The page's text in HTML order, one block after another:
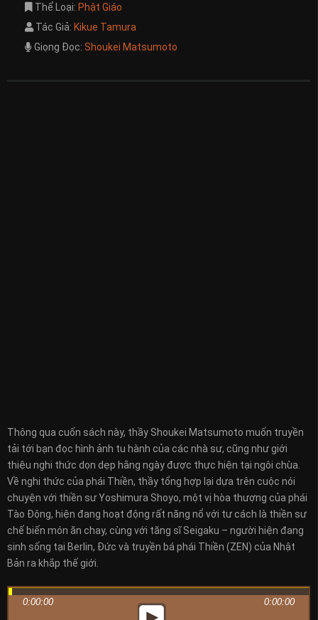
Thể Loại: Phật Giáo
Tác Giả: Kikue Tamura
Giọng Đọc: Shoukei Matsumoto
Thông qua cuốn sách này, thầy Shoukei Matsumoto muốn truyền
tải tới bạn đọc hình ảnh tu hành của các nhà sư, cũng như giới
thiệu nghi thức dọn dẹp hằng ngày được thực hiện tại ngôi chùa.
Về nghi thức của phái Thiền, thầy tổng hợp lại dựa trên cuộc nói
chuyện với thiền sư Yoshimura Shoyo, một vị hòa thượng của phái
Tào Động, hiện đang hoạt động rất năng nổ với tư cách là thiền sư
chế biến món ăn chay, cùng với tăng sĩ Seigaku – người hiện đang
sinh sống tại Berlin, Đức và truyền bá phái Thiền (ZEN) của Nhật
Bản ra khắp thế giới.
0:00:00 0:00:00